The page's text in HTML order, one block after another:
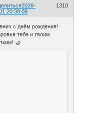
1310
2026-
20:38:08
с днëм рождения!
тебе и твоим
🤝